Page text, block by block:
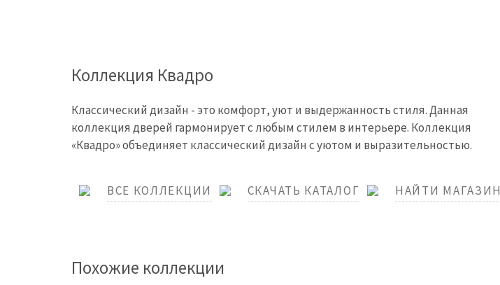
Коллекция Квадро
Классический дизайн - это комфорт, уют и выдержанность стиля. Данная
коллекция дверей гармонирует с любым стилем в интерьере. Коллекция
«Квадро» объединяет классический дизайн с уютом и выразительностью.
ВСЕ КОЛЛЕКЦИИ СКАЧАТЬ КАТАЛОГ НАЙТИ МАГАЗИН
Похожие коллекции